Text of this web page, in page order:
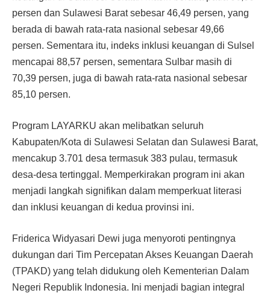
persen dan Sulawesi Barat sebesar 46,49 persen, yang
berada di bawah rata-rata nasional sebesar 49,66
persen. Sementara itu, indeks inklusi keuangan di Sulsel
mencapai 88,57 persen, sementara Sulbar masih di
70,39 persen, juga di bawah rata-rata nasional sebesar
85,10 persen.
Program LAYARKU akan melibatkan seluruh
Kabupaten/Kota di Sulawesi Selatan dan Sulawesi Barat,
mencakup 3.701 desa termasuk 383 pulau, termasuk
desa-desa tertinggal. Memperkirakan program ini akan
menjadi langkah signifikan dalam memperkuat literasi
dan inklusi keuangan di kedua provinsi ini.
Friderica Widyasari Dewi juga menyoroti pentingnya
dukungan dari Tim Percepatan Akses Keuangan Daerah
(TPAKD) yang telah didukung oleh Kementerian Dalam
Negeri Republik Indonesia. Ini menjadi bagian integral